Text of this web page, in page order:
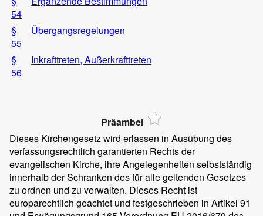
54
§
55
Übergangsregelungen
§
56
Inkrafttreten, Außerkrafttreten
Präambel
Dieses Kirchengesetz wird erlassen in Ausübung des
verfassungsrechtlich garantierten Rechts der
evangelischen Kirche, ihre Angelegenheiten selbstständig
innerhalb der Schranken des für alle geltenden Gesetzes
zu ordnen und zu verwalten. Dieses Recht ist
europarechtlich geachtet und festgeschrieben in Artikel 91